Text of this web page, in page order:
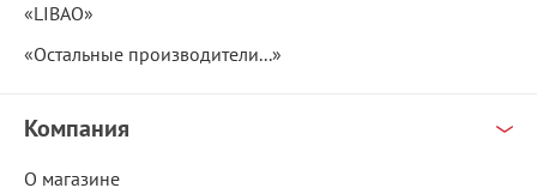
«LIBAO»
«Остальные производители...»
Компания
О магазине